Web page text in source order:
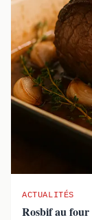
ACTUALITÉS
Rosbif au four